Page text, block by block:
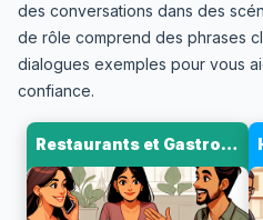
des conversations dans des
de rôle comprend des phrases
dialogues exemples pour vous
confiance.
Restaurants et Gastronomie